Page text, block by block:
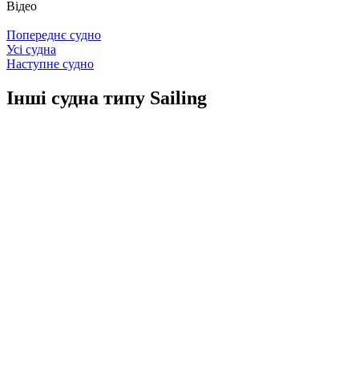
Відео
Попереднє судно
Усі судна
Наступне судно
Інші судна типу Sailing